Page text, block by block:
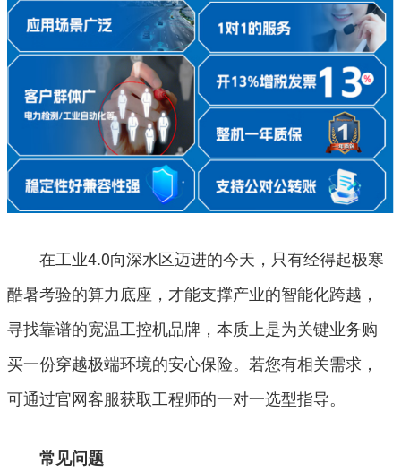
在工业4.0向深水区迈进的今天，只有经得起极寒
酷暑考验的算力底座，才能支撑产业的智能化跨越，
寻找靠谱的宽温工控机品牌，本质上是为关键业务购
买一份穿越极端环境的安心保险。若您有相关需求，
可通过官网客服获取工程师的一对一选型指导。
常见问题